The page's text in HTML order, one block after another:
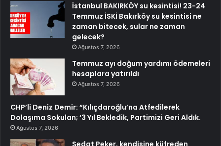
İstanbul BAKIRKÖY su kesintisi! 23-24
Temmuz İSKİ Bakırköy su kesintisi ne
zaman bitecek, sular ne zaman
gelecek?
Ağustos 7, 2026
Temmuz ayı doğum yardımı ödemeleri
hesaplara yatırıldı
Ağustos 7, 2026
CHP’li Deniz Demir: “Kılıçdaroğlu’na Atfedilerek
Dolaşıma Sokulan; ‘3 Yıl Bekledik, Partimizi Geri Aldık.
Ağustos 7, 2026
Sedat Peker, kendisine küfreden